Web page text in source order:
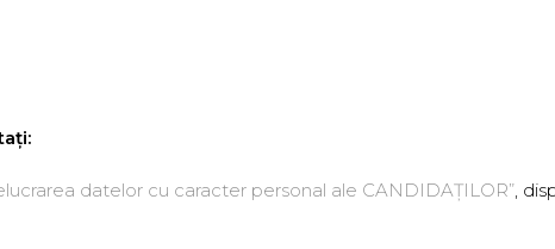
datelor cu caracter personal ale CANDIDAȚILOR”,